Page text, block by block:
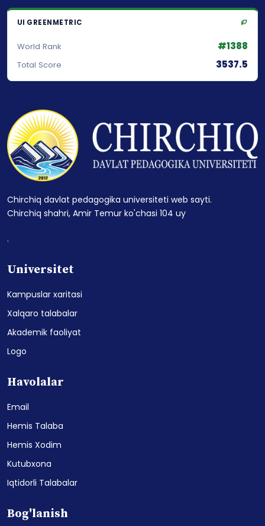
UI GREENMETRIC
World Rank #1388
Total Score 3537.5
Chirchiq davlat pedagogika universiteti web sayti.
Chirchiq shahri, Amir Temur ko'chasi 104 uy
.
Universitet
Kampuslar xaritasi
Xalqaro talabalar
Akademik faoliyat
Logo
Havolalar
Email
Hemis Talaba
Hemis Xodim
Kutubxona
Iqtidorli Talabalar
Bog'lanish